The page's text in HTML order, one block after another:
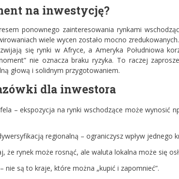
na inwestycję?
ponownego zainteresowania rynkami
wiele wycen zostało mocno
się rynki w Afryce, a Ameryka Południowa
nie oznacza braku ryzyka. To raczej
głową i solidnym przygotowaniem.
dla inwestora
– ekspozycja na rynki wschodzące może wynosić
regionalną – ograniczysz wpływ jednego
że rynek może rosnąć, ale waluta lokalna może się
nie są to kraje, które można „kupić i zapomnieć”.